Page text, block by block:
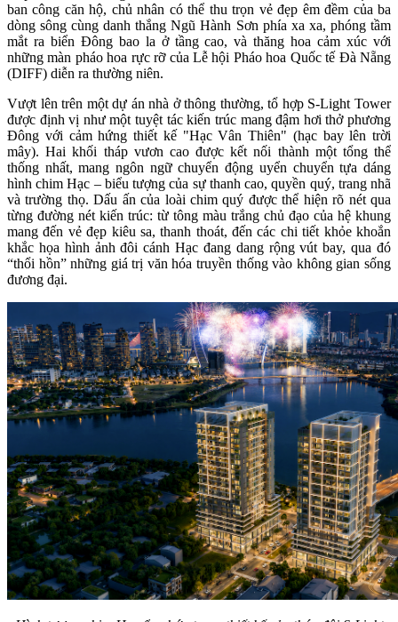
ban công căn hộ, chủ nhân có thể thu trọn vẻ đẹp êm đềm của ba
dòng sông cùng danh thắng Ngũ Hành Sơn phía xa xa, phóng tầm
mắt ra biển Đông bao la ở tầng cao, và thăng hoa cảm xúc với
những màn pháo hoa rực rỡ của Lễ hội Pháo hoa Quốc tế Đà Nẵng
(DIFF) diễn ra thường niên.
Vượt lên trên một dự án nhà ở thông thường, tổ hợp S-Light Tower
được định vị như một tuyệt tác kiến trúc mang đậm hơi thở phương
Đông với cảm hứng thiết kế "Hạc Vân Thiên" (hạc bay lên trời
mây). Hai khối tháp vươn cao được kết nối thành một tổng thể
thống nhất, mang ngôn ngữ chuyển động uyển chuyển tựa dáng
hình chim Hạc – biểu tượng của sự thanh cao, quyền quý, trang nhã
và trường thọ. Dấu ấn của loài chim quý được thể hiện rõ nét qua
từng đường nét kiến trúc: từ tông màu trắng chủ đạo của hệ khung
mang đến vẻ đẹp kiêu sa, thanh thoát, đến các chi tiết khỏe khoắn
khắc họa hình ảnh đôi cánh Hạc đang dang rộng vút bay, qua đó
“thổi hồn” những giá trị văn hóa truyền thống vào không gian sống
đương đại.